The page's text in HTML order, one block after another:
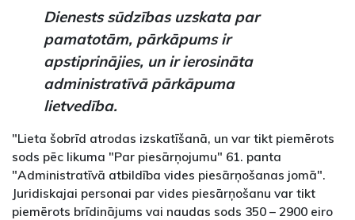
Dienests sūdzības uzskata par
pamatotām, pārkāpums ir
apstiprinājies, un ir ierosināta
administratīvā pārkāpuma
lietvedība.
"Lieta šobrīd atrodas izskatīšanā, un var tikt piemērots
sods pēc likuma "Par piesārņojumu" 61. panta
"Administratīvā atbildība vides piesārņošanas jomā".
Juridiskajai personai par vides piesārņošanu var tikt
piemērots brīdinājums vai naudas sods 350 – 2900 eiro